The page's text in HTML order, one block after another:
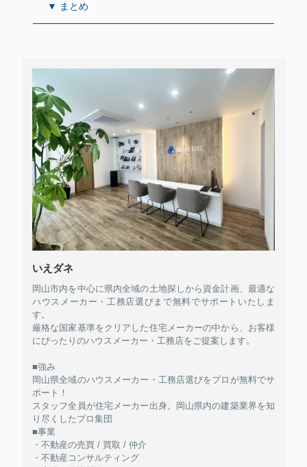
▼ まとめ
いえダネ
岡山市内を中心に県内全域の土地探しから資金計画、最適な
ハウスメーカー・工務店選びまで無料でサポートいたしま
す。
厳格な国家基準をクリアした住宅メーカーの中から、お客様
にぴったりのハウスメーカー・工務店をご提案します。
■強み
岡山県全域のハウスメーカー・工務店選びをプロが無料でサ
ポート！
スタッフ全員が住宅メーカー出身。岡山県内の建築業界を知
り尽くしたプロ集団
■事業
・不動産の売買 / 買取 / 仲介
・不動産コンサルティング